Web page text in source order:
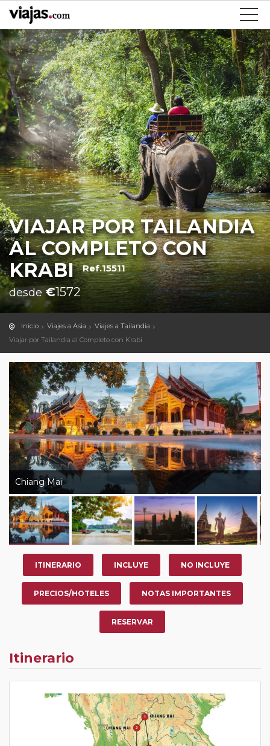
VIAJAR POR TAILANDIA
AL COMPLETO CON
KRABI Ref.15511
desde €1572
Inicio Viajes a Asia
Viajes a Tailandia
Viajar por Tailandia al Completo con Krabi
Chiang Mai
ITINERARIO INCLUYE NO INCLUYE
PRECIOS/HOTELES NOTAS IMPORTANTES
RESERVAR
Itinerario